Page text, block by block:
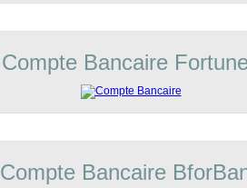
Compte Bancaire
Compte Bancaire